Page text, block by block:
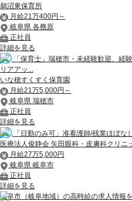
鵜沼東保育所
月給21万400円～
岐阜県 各務原
正社員
詳細を見る
「保育士」瑞穂市・未経験歓迎、経
リアアッ...
いな穂すくすく保育園
月給21万5,000円～
岐阜県 瑞穂市
正社員
詳細を見る
「日勤のみ可」准看護師/残業ほぼ
医療法人俊静会 矢田眼科・皮膚科クリニ
月給27万5,000円
岐阜県 岐阜市
正社員
詳細を見る
岐阜市（岐阜地域）の高時給の求人情報